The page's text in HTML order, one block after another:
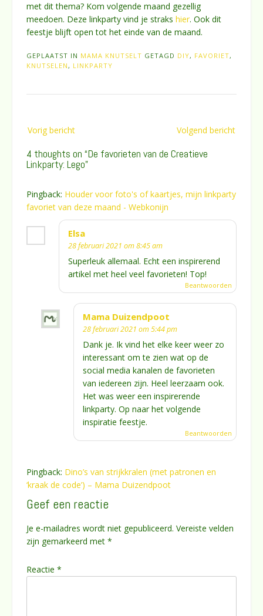
met dit thema? Kom volgende maand gezellig
meedoen. Deze linkparty vind je straks hier. Ook dit
feestje blijft open tot het einde van de maand.
GEPLAATST IN MAMA KNUTSELT GETAGD DIY, FAVORIET,
KNUTSELEN , LINKPARTY
navigatie
Vorig bericht Volgend bericht
4 thoughts on “De favorieten van de Creatieve
Linkparty: Lego”
Pingback: Houder voor foto's of kaartjes, mijn linkparty
favoriet van deze maand - Webkonijn
Elsa
28 februari 2021 om 8:45 am
Superleuk allemaal. Echt een inspirerend
artikel met heel veel favorieten! Top!
Beantwoorden
Mama Duizendpoot
28 februari 2021 om 5:44 pm
Dank je. Ik vind het elke keer weer zo
interessant om te zien wat op de
social media kanalen de favorieten
van iedereen zijn. Heel leerzaam ook.
Het was weer een inspirerende
linkparty. Op naar het volgende
inspiratie feestje.
Beantwoorden
Pingback: Dino’s van strijkkralen (met patronen en
‘kraak de code’) – Mama Duizendpoot
Geef een reactie
Je e-mailadres wordt niet gepubliceerd. Vereiste velden
zijn gemarkeerd met *
Reactie *